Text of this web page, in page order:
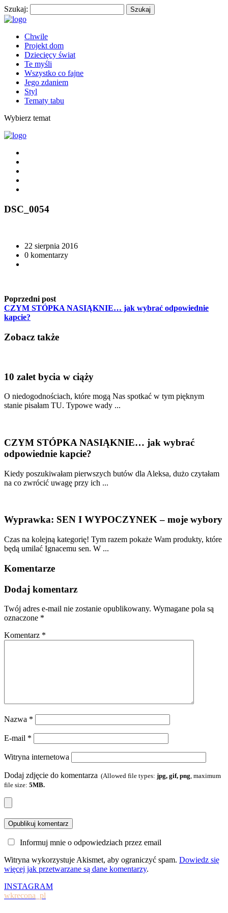
Szukaj:
Chwile
Projekt dom
Dziecięcy świat
Te myśli
Wszystko co fajne
Jego zdaniem
Styl
Tematy tabu
Wybierz temat
DSC_0054
22 sierpnia 2016
0 komentarzy
Poprzedni post
CZYM STÓPKA NASIĄKNIE… jak wybrać odpowiednie
kapcie?
Zobacz także
10 zalet bycia w ciąży
O niedogodnościach, które mogą Nas spotkać w tym pięknym
stanie pisałam TU. Typowe wady ...
CZYM STÓPKA NASIĄKNIE… jak wybrać
odpowiednie kapcie?
Kiedy poszukiwałam pierwszych butów dla Aleksa, dużo czytałam
na co zwrócić uwagę przy ich ...
Wyprawka: SEN I WYPOCZYNEK – moje wybory
Czas na kolejną kategorię! Tym razem pokaże Wam produkty, które
będą umilać Ignacemu sen. W ...
Komentarze
Dodaj komentarz
Twój adres e-mail nie zostanie opublikowany. Wymagane pola są
oznaczone *
Komentarz *
Nazwa *
E-mail *
Witryna internetowa
Dodaj zdjęcie do komentarza (Allowed file types: jpg, gif, png, maximum
file size: 5MB.
Informuj mnie o odpowiedziach przez email
Witryna wykorzystuje Akismet, aby ograniczyć spam. Dowiedz się
więcej jak przetwarzane są dane komentarzy.
INSTAGRAM
wkrecona_pl